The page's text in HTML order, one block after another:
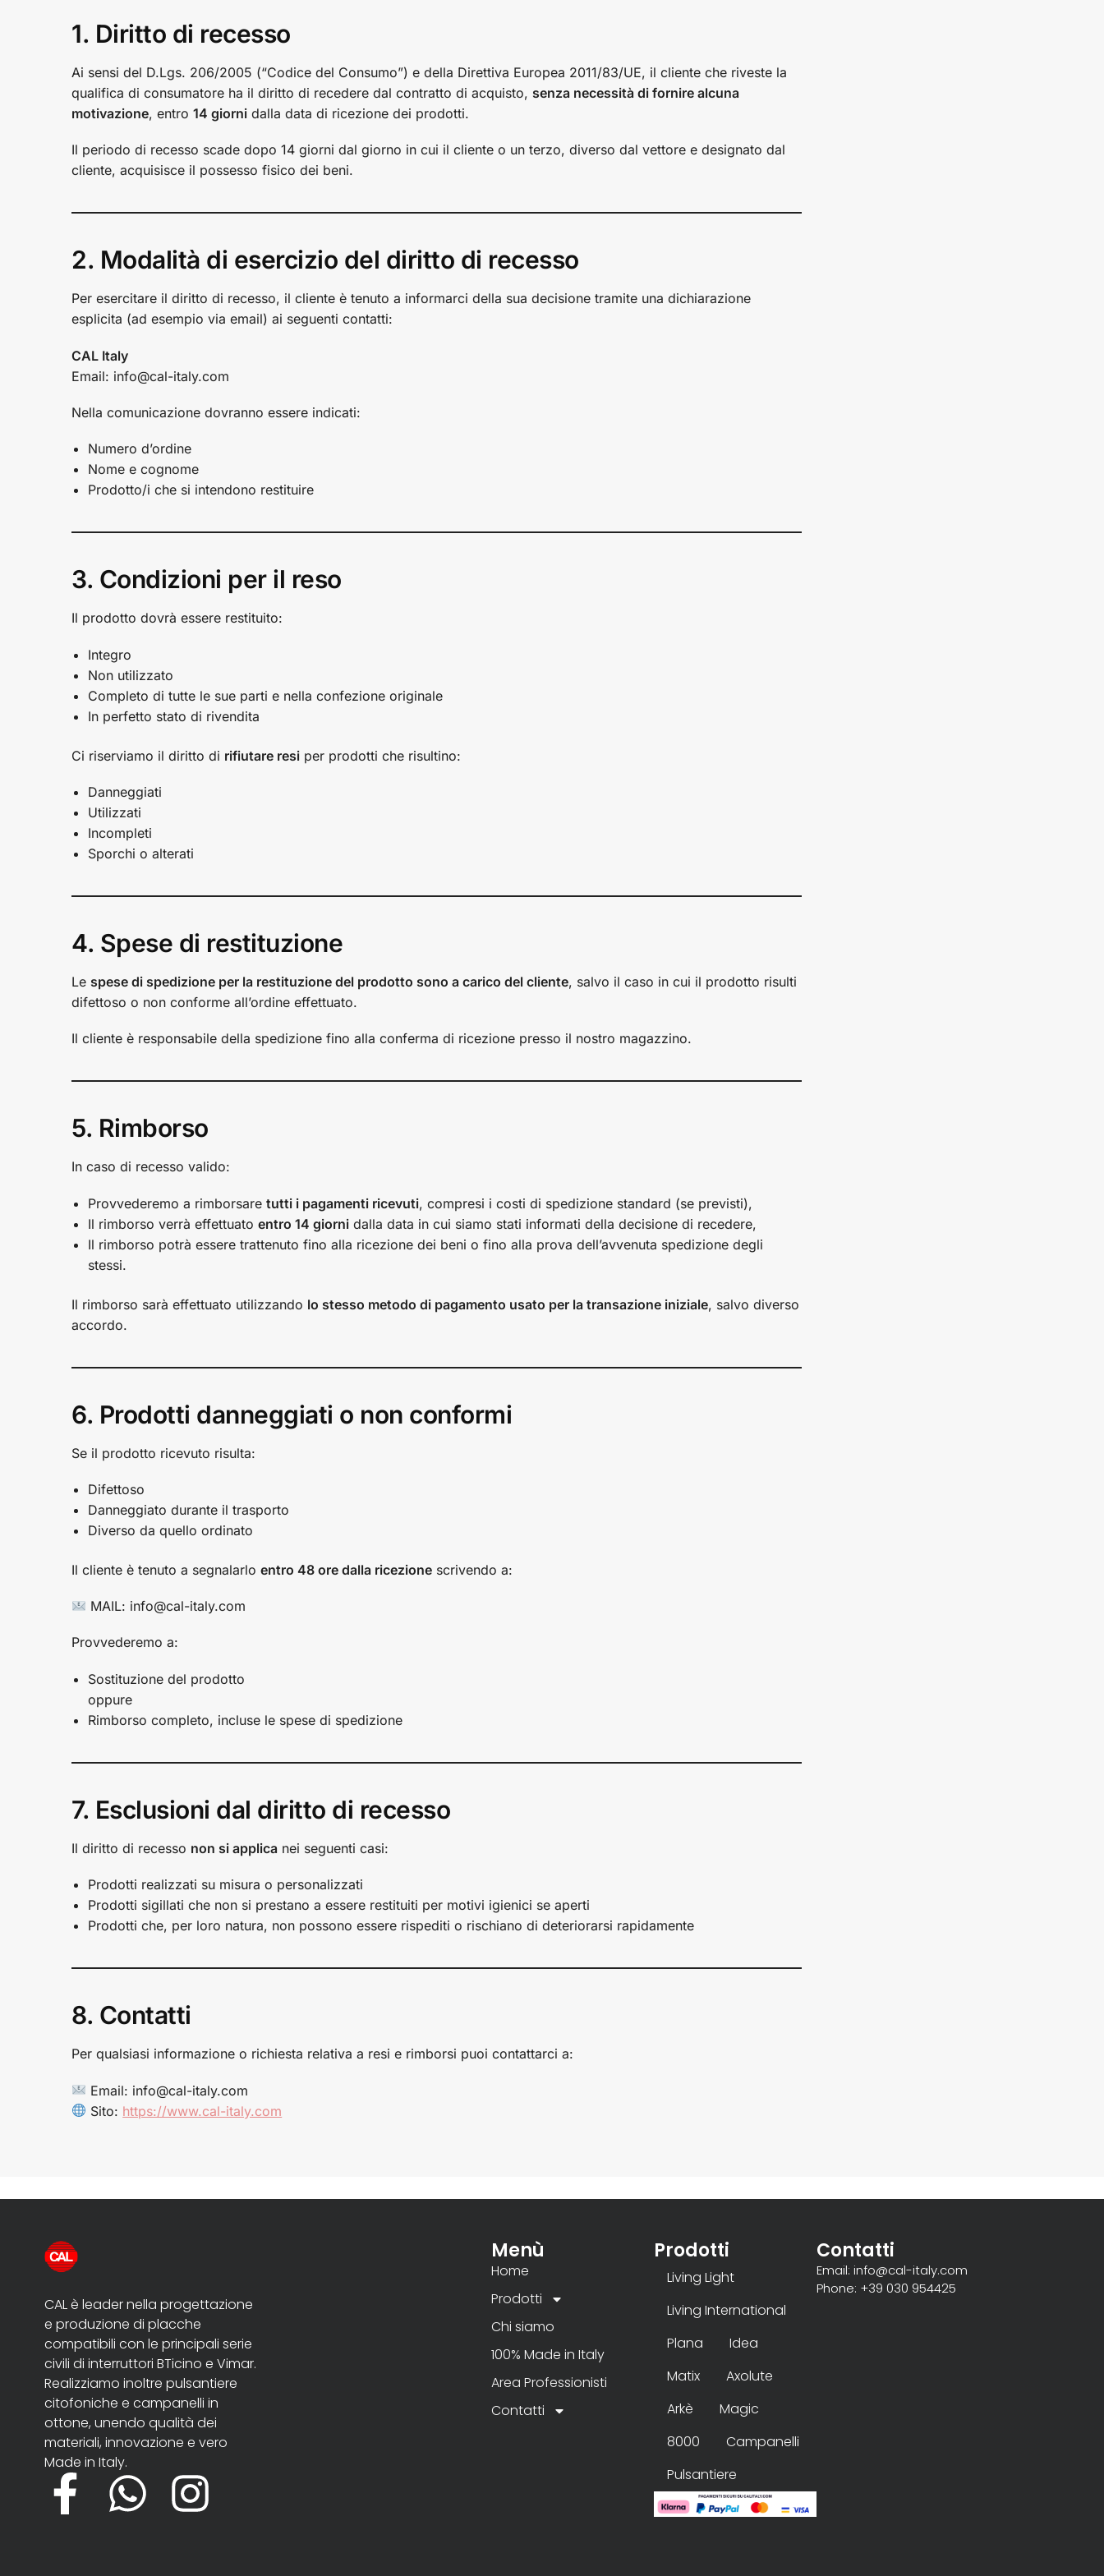
1. Diritto di recesso
Ai sensi del D.Lgs. 206/2005 (“Codice del Consumo”) e della Direttiva Europea 2011/83/UE, il cliente che riveste la
qualifica di consumatore ha il diritto di recedere dal contratto di acquisto, senza necessità di fornire alcuna
motivazione, entro 14 giorni dalla data di ricezione dei prodotti.
Il periodo di recesso scade dopo 14 giorni dal giorno in cui il cliente o un terzo, diverso dal vettore e designato dal
cliente, acquisisce il possesso fisico dei beni.
2. Modalità di esercizio del diritto di recesso
Per esercitare il diritto di recesso, il cliente è tenuto a informarci della sua decisione tramite una dichiarazione
esplicita (ad esempio via email) ai seguenti contatti:
CAL Italy
Email: info@cal-italy.com
Nella comunicazione dovranno essere indicati:
Numero d’ordine
Nome e cognome
Prodotto/i che si intendono restituire
3. Condizioni per il reso
Il prodotto dovrà essere restituito:
Integro
Non utilizzato
Completo di tutte le sue parti e nella confezione originale
In perfetto stato di rivendita
Ci riserviamo il diritto di rifiutare resi per prodotti che risultino:
Danneggiati
Utilizzati
Incompleti
Sporchi o alterati
4. Spese di restituzione
Le spese di spedizione per la restituzione del prodotto sono a carico del cliente, salvo il caso in cui il prodotto risulti
difettoso o non conforme all’ordine effettuato.
Il cliente è responsabile della spedizione fino alla conferma di ricezione presso il nostro magazzino.
5. Rimborso
In caso di recesso valido:
Provvederemo a rimborsare tutti i pagamenti ricevuti, compresi i costi di spedizione standard (se previsti),
Il rimborso verrà effettuato entro 14 giorni dalla data in cui siamo stati informati della decisione di recedere,
Il rimborso potrà essere trattenuto fino alla ricezione dei beni o fino alla prova dell’avvenuta spedizione degli
stessi.
Il rimborso sarà effettuato utilizzando lo stesso metodo di pagamento usato per la transazione iniziale, salvo diverso
accordo.
6. Prodotti danneggiati o non conformi
Se il prodotto ricevuto risulta:
Difettoso
Danneggiato durante il trasporto
Diverso da quello ordinato
Il cliente è tenuto a segnalarlo entro 48 ore dalla ricezione scrivendo a:
MAIL: info@cal-italy.com
Provvederemo a:
Sostituzione del prodotto
oppure
Rimborso completo, incluse le spese di spedizione
7. Esclusioni dal diritto di recesso
Il diritto di recesso non si applica nei seguenti casi:
Prodotti realizzati su misura o personalizzati
Prodotti sigillati che non si prestano a essere restituiti per motivi igienici se aperti
Prodotti che, per loro natura, non possono essere rispediti o rischiano di deteriorarsi rapidamente
8. Contatti
Per qualsiasi informazione o richiesta relativa a resi e rimborsi puoi contattarci a:
Email: info@cal-italy.com
Sito: https://www.cal-italy.com
CAL è leader nella progettazione
e produzione di placche
compatibili con le principali serie
civili di interruttori BTicino e Vimar.
Realizziamo inoltre pulsantiere
citofoniche e campanelli in
ottone, unendo qualità dei
materiali, innovazione e vero
Made in Italy.
Menù
Home
Prodotti
Chi siamo
100% Made in Italy
Area Professionisti
Contatti
Prodotti
Living Light
Living International
Plana
Idea
Matix
Axolute
Arkè
Magic
8000
Campanelli
Pulsantiere
Contatti
Email: info@cal-italy.com
Phone: +39 030 954425